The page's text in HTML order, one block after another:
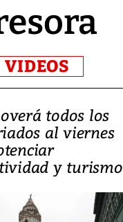
VIDEOS
todos los
al viernes
y turismo